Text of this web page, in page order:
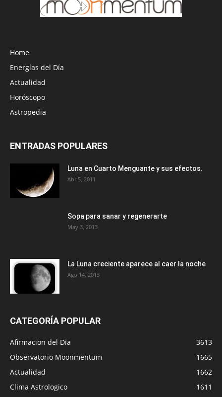
Home
Energías del Día
Actualidad
Horóscopo
Astropedia
ENTRADAS POPULARES
Luna en Cuarto Menguante y sus efectos.
Abr 5, 2011
Sopa para sanar y regenerarte
May 3, 2013
La Luna creciente aparece al caer la noche
Ago 14, 2013
CATEGORÍA POPULAR
Afirmacion del Dia
3613
Observatorio Moonmentum
1665
Actualidad
1662
Clima Astrologico
1611